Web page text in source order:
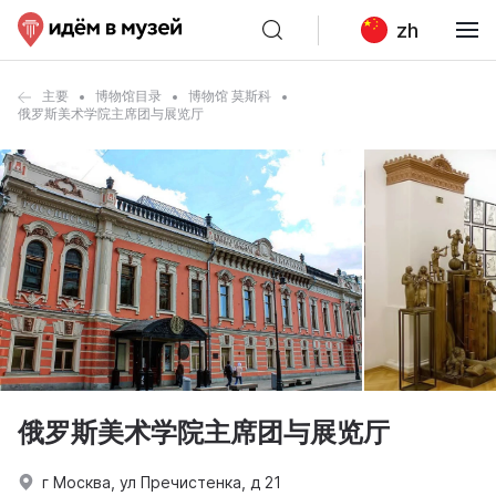
zh
主要 博物馆目录
博物馆 莫斯科
俄罗斯美术学院主席团与展览厅
俄罗斯美术学院主席团与展览厅
г Москва, ул Пречистенка, д 21